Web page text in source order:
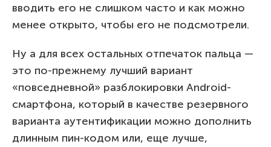
вводить его не слишком часто и как можно
менее открыто, чтобы его не подсмотрели.
Ну а для всех остальных отпечаток пальца —
это по-прежнему лучший вариант
«повседневной» разблокировки Android-
смартфона, который в качестве резервного
варианта аутентификации можно дополнить
длинным пин-кодом или, еще лучше,